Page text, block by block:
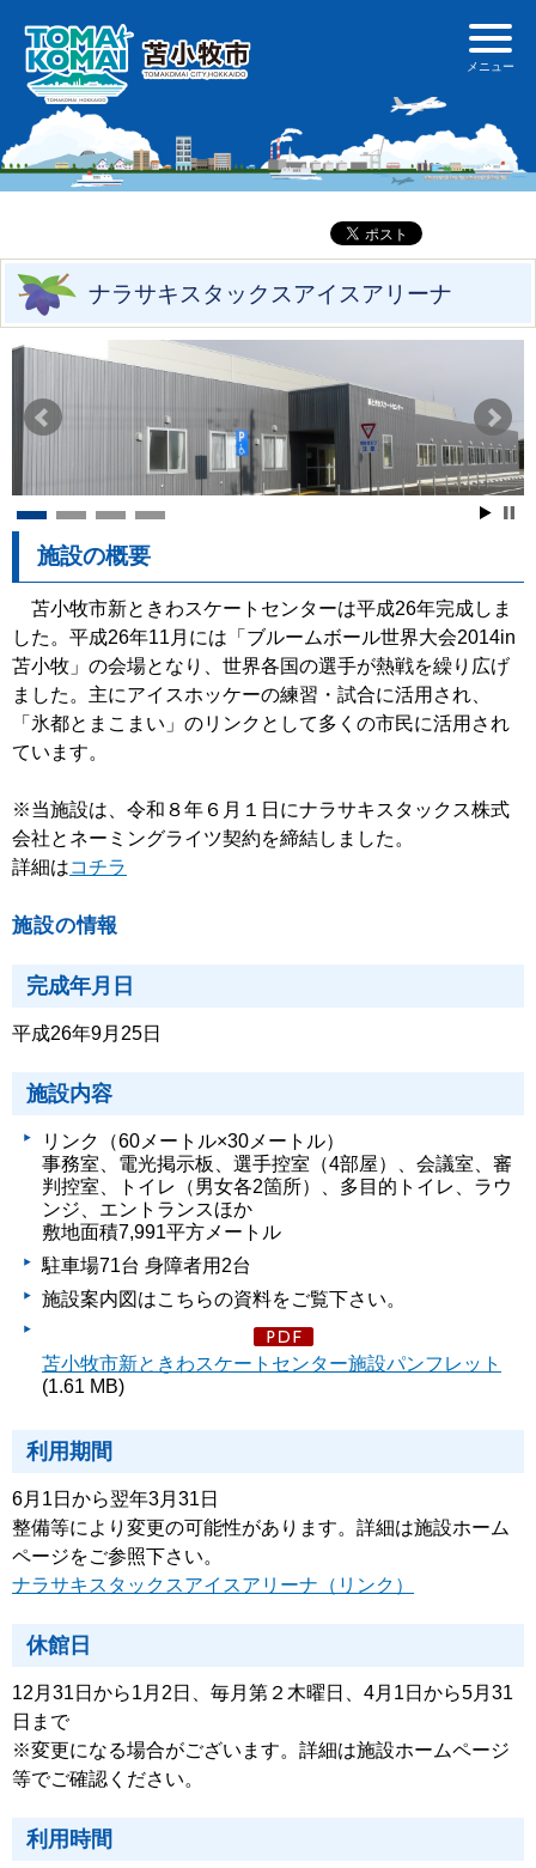
ナラサキスタックスアイスアリーナ
施設の概要
苫小牧市新ときわスケートセンターは平成26年完成しま
した。平成26年11月には「ブルームボール世界大会2014in
苫小牧」の会場となり、世界各国の選手が熱戦を繰り広げ
ました。主にアイスホッケーの練習・試合に活用され、
「氷都とまこまい」のリンクとして多くの市民に活用され
ています。
※当施設は、令和８年６月１日にナラサキスタックス株式
会社とネーミングライツ契約を締結しました。
詳細はコチラ
施設の情報
完成年月日
平成26年9月25日
施設内容
リンク（60メートル×30メートル）
事務室、電光掲示板、選手控室（4部屋）、会議室、審
判控室、トイレ（男女各2箇所）、多目的トイレ、ラウ
ンジ、エントランスほか
敷地面積7,991平方メートル
駐車場71台 身障者用2台
施設案内図はこちらの資料をご覧下さい。
苫小牧市新ときわスケートセンター施設パンフレット
(1.61 MB)
利用期間
6月1日から翌年3月31日
整備等により変更の可能性があります。詳細は施設ホーム
ページをご参照下さい。
ナラサキスタックスアイスアリーナ（リンク）
休館日
12月31日から1月2日、毎月第２木曜日、4月1日から5月31
日まで
※変更になる場合がございます。詳細は施設ホームページ
等でご確認ください。
利用時間